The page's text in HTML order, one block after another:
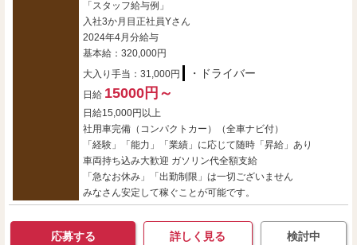
「スタッフ給与例」
入社3か月目正社員Yさん
2024年4月分給与
基本給：320,000円
大入り手当：31,000円
・ドライバー
日給 15000円～
日給15,000円以上
社用車完備（コンパクトカー）（全車ナビ付）
「経験」「能力」「業績」に応じて随時「昇給」あり
車両持ち込み大歓迎 ガソリン代全額支給
「急なお休み」「出勤制限」は一切ございません
みなさん安定して稼ぐことが可能です。
応募する 詳しく見る 検討中